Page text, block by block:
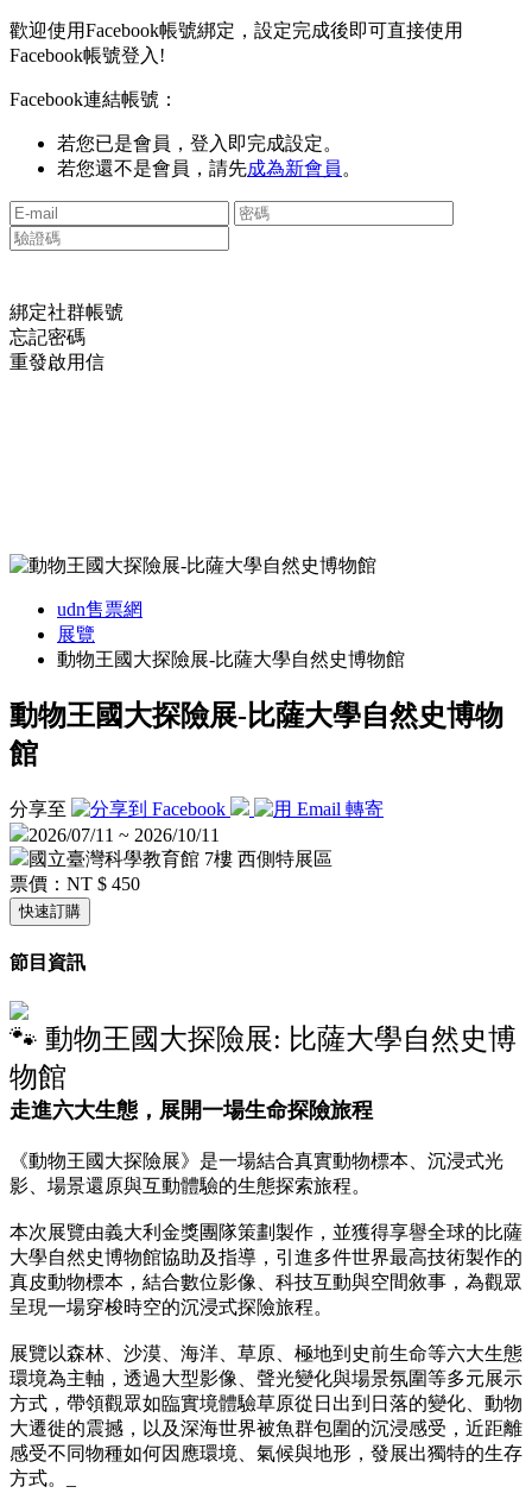
歡迎使用Facebook帳號綁定，設定完成後即可直接使用
Facebook帳號登入!
Facebook連結帳號：
若您已是會員，登入即完成設定。
若您還不是會員，請先成為新會員 。
綁定社群帳號
忘記密碼
重發啟用信
udn售票網
展覽
動物王國大探險展-比薩大學自然史博物館
動物王國大探險展-比薩大學自然史博物
館
分享至
2026/07/11 ~ 2026/10/11
國立臺灣科學教育館 7樓 西側特展區
票價： NT $ 450
快速訂購
節目資訊
🐾 動物王國大探險展: 比薩大學自然史博
物館
走進六大生態，展開一場生命探險旅程
《動物王國大探險展》是一場結合真實動物標本、沉浸式光
影、場景還原與互動體驗的生態探索旅程。
本次展覽由義大利金獎團隊策劃製作，並獲得享譽全球的比薩
大學自然史博物館協助及指導，引進多件世界最高技術製作的
真皮動物標本，結合數位影像、科技互動與空間敘事，為觀眾
呈現一場穿梭時空的沉浸式探險旅程。
展覽以森林、沙漠、海洋、草原、極地到史前生命等六大生態
環境為主軸，透過大型影像、聲光變化與場景氛圍等多元展示
方式，帶領觀眾如臨實境體驗草原從日出到日落的變化、動物
大遷徙的震撼，以及深海世界被魚群包圍的沉浸感受，近距離
感受不同物種如何因應環境、氣候與地形，發展出獨特的生存
方式。_